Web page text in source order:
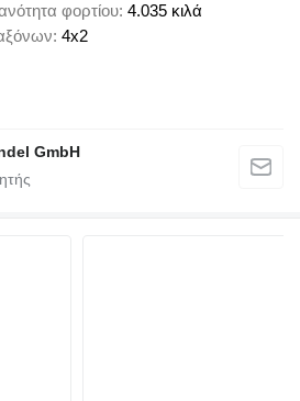
φορτίου 4.035 κιλά
4x2
GmbH